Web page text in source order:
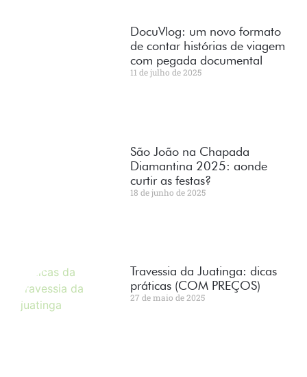
DocuVlog: um novo formato
de contar histórias de viagem
com pegada documental
11 de julho de 2025
São João na Chapada
Diamantina 2025: aonde
curtir as festas?
18 de junho de 2025
Travessia da Juatinga: dicas
práticas (COM PREÇOS)
27 de maio de 2025